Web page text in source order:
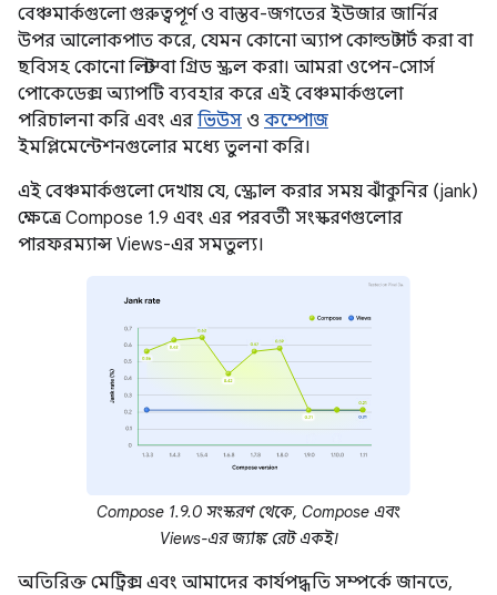
বেঞ্চমার্কগুলো গুরুত্বপূর্ণ ও বাস্তব-জগতের ইউজার জার্নির
উপর আলোকপাত করে, যেমন কোনো অ্যাপ কোল্ড স্টার্ট করা বা
ছবিসহ কোনো লিস্ট বা গ্রিড স্ক্রল করা। আমরা ওপেন-সোর্স
পোকেডেক্স অ্যাপটি ব্যবহার করে এই বেঞ্চমার্কগুলো
পরিচালনা করি এবং এর ভিউস ও কম্পোজ
ইমপ্লিমেন্টেশনগুলোর মধ্যে তুলনা করি।
এই বেঞ্চমার্কগুলো দেখায় যে, স্ক্রোল করার সময় ঝাঁকুনির (jank)
ক্ষেত্রে Compose 1.9 এবং এর পরবর্তী সংস্করণগুলোর
পারফরম্যান্স Views-এর সমতুল্য।
Compose 1.9.0 সংস্করণ থেকে, Compose এবং
Views-এর জ্যাঙ্ক রেট একই।
অতিরিক্ত মেট্রিক্স এবং আমাদের কার্যপদ্ধতি সম্পর্কে জানতে,